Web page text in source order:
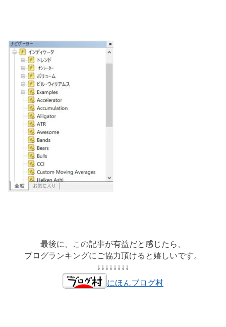
最後に、この記事が有益だと感じたら、
ブログランキングにご協力頂けると嬉しいです。
↓↓↓↓↓↓↓↓
にほんブログ村